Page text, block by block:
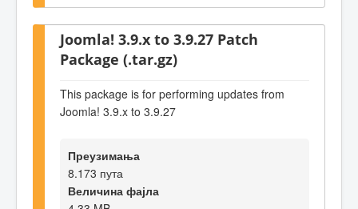
Joomla! 3.9.x to 3.9.27 Patch
Package (.tar.gz)
This package is for performing updates from
Joomla! 3.9.x to 3.9.27
Преузимања
8.173 пута
Величина фајла